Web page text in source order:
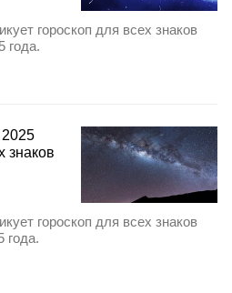
гороскоп для всех знаков
года.
знаков
гороскоп для всех знаков
года.